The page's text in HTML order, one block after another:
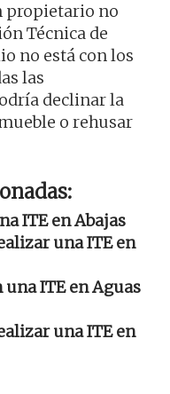
propietario no
Técnica de
no está con los
las
declinar la
o rehusar
ITE en Abajas
una ITE en
una ITE en Aguas
una ITE en